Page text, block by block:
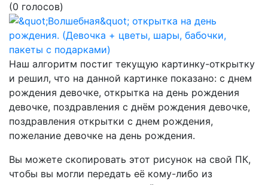
(0 голосов)
Наш алгоритм постиг текущую картинку-открытку
и решил, что на данной картинке показано: с днем
рождения девочке, открытка на день рождения
девочке, поздравления с днём рождения девочке,
поздравления открытки с днем рождения,
пожелание девочке на день рождения.
Вы можете скопировать этот рисунок на свой ПК,
чтобы вы могли передать её кому-либо из